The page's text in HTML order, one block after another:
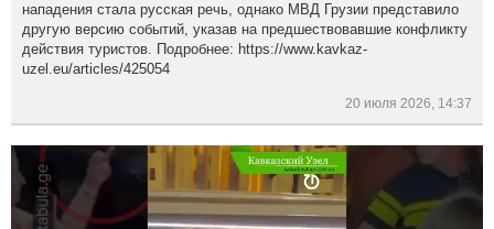
нападения стала русская речь, однако МВД Грузии представило
другую версию событий, указав на предшествовавшие конфликту
действия туристов. Подробнее: https://www.kavkaz-
uzel.eu/articles/425054
20 июля 2026, 14:37